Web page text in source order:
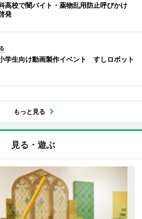
高校で闇バイト・薬物乱用防止呼びかけ
発
学生向け動画製作イベント すしロボット
もっと見る
見る・遊ぶ